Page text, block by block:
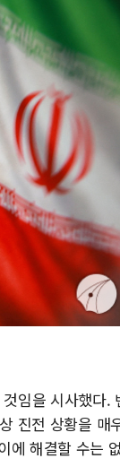
임을 시사했다.
진전 상황을 매
에 해결할 수는